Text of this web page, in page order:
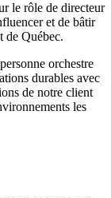
le rôle de directeur
et de bâtir
de Québec.
orchestre
durables avec
de notre client
les